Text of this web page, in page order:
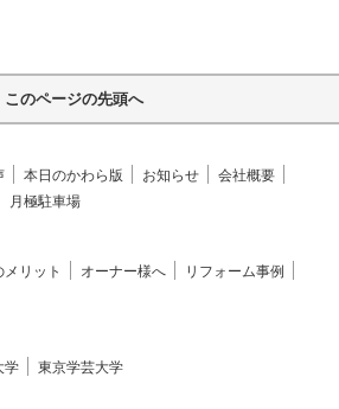
このページの先頭へ
本日のかわら版 お知らせ
会社概要
月極駐車場
メリット オーナー様へ
リフォーム事例
学 東京学芸大学